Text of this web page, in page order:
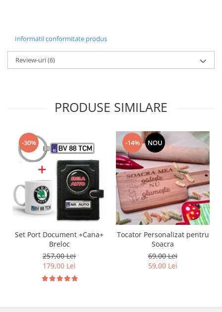
Informatii conformitate produs
Review-uri(6)
PRODUSE SIMILARE
-30%
Set Port Document +Cana+
Breloc
257,00 Lei
179,00 Lei
-14% NOU
Tocator Personalizat pentru
Soacra
69,00 Lei
59,00 Lei